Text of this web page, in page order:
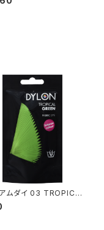
ムダイ 03 TROPICAL